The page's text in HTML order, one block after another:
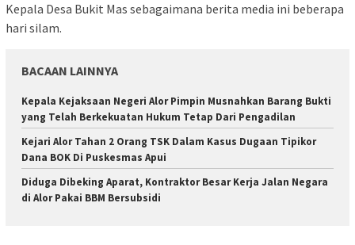
Kepala Desa Bukit Mas sebagaimana berita media ini beberapa
hari silam.
BACAAN LAINNYA
Kepala Kejaksaan Negeri Alor Pimpin Musnahkan Barang Bukti
yang Telah Berkekuatan Hukum Tetap Dari Pengadilan
Kejari Alor Tahan 2 Orang TSK Dalam Kasus Dugaan Tipikor
Dana BOK Di Puskesmas Apui
Diduga Dibeking Aparat, Kontraktor Besar Kerja Jalan Negara
di Alor Pakai BBM Bersubsidi